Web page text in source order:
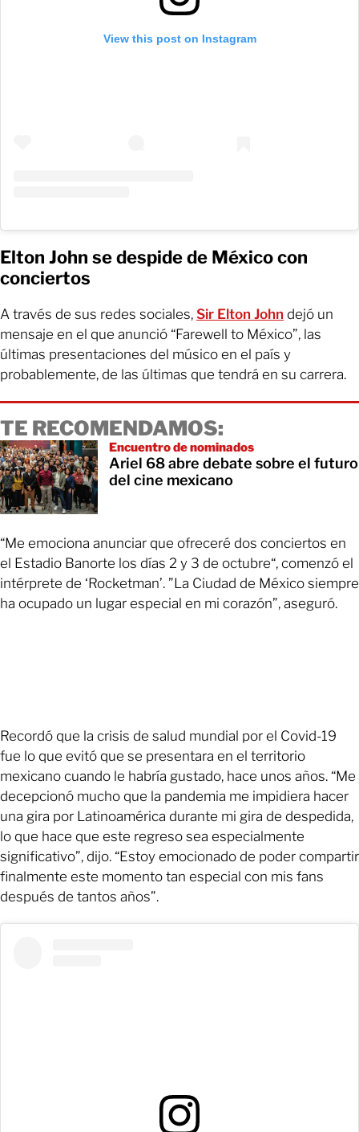
View this post on Instagram
Elton John se despide de México con
conciertos
A través de sus redes sociales, Sir Elton John dejó un
mensaje en el que anunció “Farewell to México”, las
últimas presentaciones del músico en el país y
probablemente, de las últimas que tendrá en su carrera.
TE RECOMENDAMOS:
Encuentro de nominados
Ariel 68 abre debate sobre el futuro
del cine mexicano
“Me emociona anunciar que ofreceré dos conciertos en
el Estadio Banorte los días 2 y 3 de octubre“, comenzó el
intérprete de ‘Rocketman’. ”La Ciudad de México siempre
ha ocupado un lugar especial en mi corazón”, aseguró.
Recordó que la crisis de salud mundial por el Covid-19
fue lo que evitó que se presentara en el territorio
mexicano cuando le habría gustado, hace unos años. “Me
decepcionó mucho que la pandemia me impidiera hacer
una gira por Latinoamérica durante mi gira de despedida,
lo que hace que este regreso sea especialmente
significativo”, dijo. “Estoy emocionado de poder compartir
finalmente este momento tan especial con mis fans
después de tantos años”.